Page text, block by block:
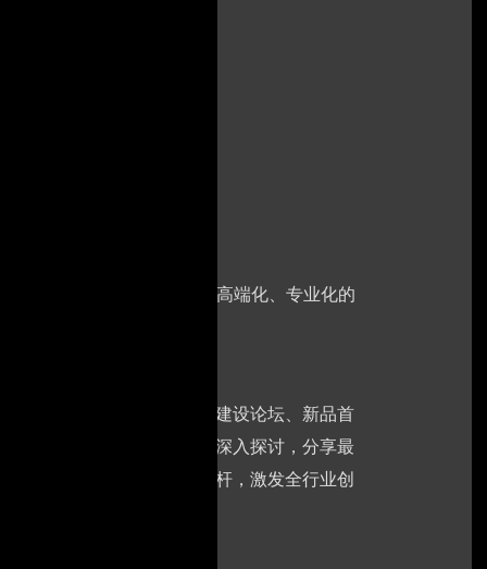
细分领域专题论坛，打造高端化、专业化的
会、半导体全产业链生态建设论坛、新品首
生态构建等核心话题展开深入探讨，分享最
大技术突破，树立行业标杆，激发全行业创